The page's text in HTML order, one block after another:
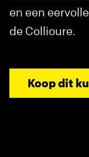
en een
de Collioure.
Koop dit